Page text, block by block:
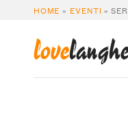
HOME » EVENTI »
love